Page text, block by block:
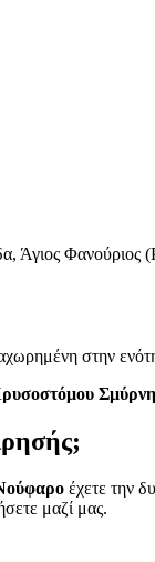
Άγιος Φανούριος
στην
έχετε την
μαζί μας.